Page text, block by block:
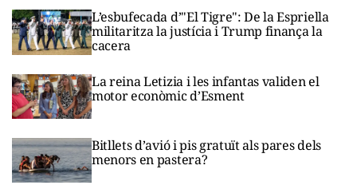
L’esbufecada d’"El Tigre": De la Espriella
militaritza la justícia i Trump finança la
cacera
La reina Letizia i les infantas validen el
motor econòmic d’Esment
Bitllets d’avió i pis gratuït als pares dels
menors en pastera?